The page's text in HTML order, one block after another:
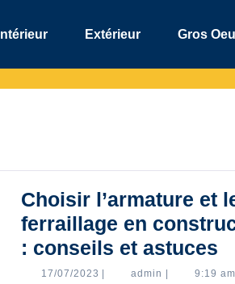
Intérieur Extérieur Gros
Choisir l’armature et
ferraillage en
: conseils et astuces
17/07/2023 17/07/2023
admin admin 9:19 am